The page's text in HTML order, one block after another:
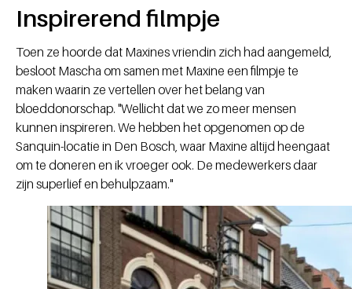
Inspirerend filmpje
Toen ze hoorde dat Maxines vriendin zich had aangemeld,
besloot Mascha om samen met Maxine een filmpje te
maken waarin ze vertellen over het belang van
bloeddonorschap. "Wellicht dat we zo meer mensen
kunnen inspireren. We hebben het opgenomen op de
Sanquin-locatie in Den Bosch, waar Maxine altijd heengaat
om te doneren en ik vroeger ook. De medewerkers daar
zijn superlief en behulpzaam."